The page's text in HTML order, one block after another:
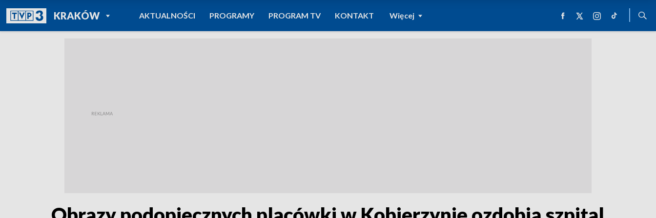
KRAKÓWPOWRÓT DO
TVP REGIONY
AKTUALNOŚCI PROGRAMY PROGRAM TV KONTAKT Więcej